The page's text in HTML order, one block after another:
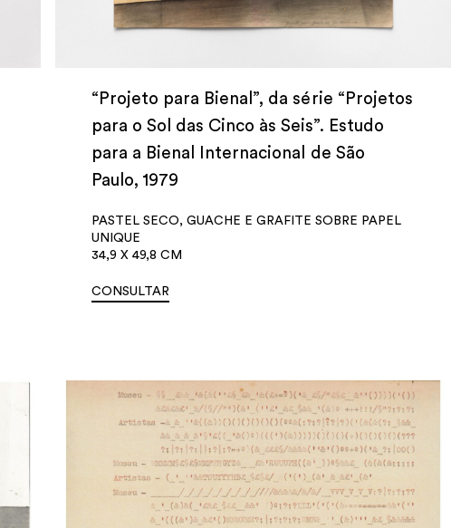
“Projeto para Bienal”, da série “Projetos
para o Sol das Cinco às Seis”. Estudo
para a Bienal Internacional de São
Paulo, 1979
PASTEL SECO, GUACHE E GRAFITE SOBRE PAPEL
UNIQUE
34,9 X 49,8 CM
CONSULTAR